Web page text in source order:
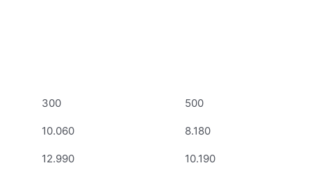
300 500
10.060 8.180
12.990 10.190